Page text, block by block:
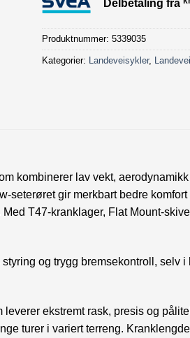
Delbetaling fra
Produktnummer:5339035
Kategorier: Landeveisykler,
kombinerer lav vekt,
seterøret gir merkbart bedre
T47-kranklager, Flat Mount-
og trygg bremsekontroll, selv
ekstremt rask, presis og
turer i variert terreng.